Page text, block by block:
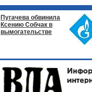
Пугачева обвинила
Ксению Собчак в
вымогательстве